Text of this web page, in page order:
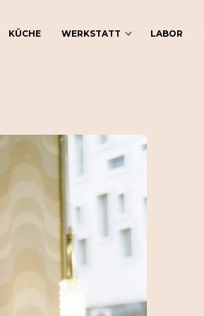
KÜCHE WERKSTATT
KULTURVEREIN
COCKTAILKURSE
COCKTAIL-CATERING
WERKSTATT MIETEN
LABOR